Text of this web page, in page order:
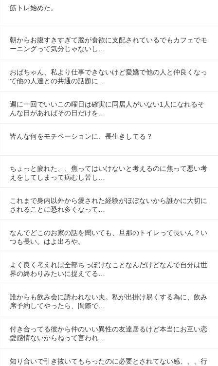
筋トレ始めた。
朝からお腹すきすぎて脳が食欲に支配されているでもカフェでモ
ーニングって気分じゃないし…
おばちゃん、私より仕事できないけど愛嬌で他の人と仲良くなっ
て他の人達との共通の話題に…
週に一回でいいこの曜日は確実に同居人がいない1人になれるそ
んな日があればその日だけを…
皆んな何をモチベーションに、長生きしてる？
ちょっと疲れた、、焦ってはいけないと考えるのに焦って悪い考
えをしてしまって病むし苦し…
これまで身内以外から愛された経験がほぼないから誰かに大切に
されることに恐れ多くなって…
なんでどこのお家の話を聞いても、旦那のトイレって長いん？い
つも長い。はよ出ろや。
よく良く考えれば全部ちっぽけなことなんだけどなんで自分は世
界の終わりみたいに捉えてる…
誰からも飲み会に誘われない夫。私が出掛け易くする為に、飲み
席予約してやったら、間際で…
付き合ってる彼から仲のいい異性の友達居るけど本当にお互い恋
愛感情ないからねって言われ…
知り合いで引き抜いてもらったのに必要とされてない感、、、行